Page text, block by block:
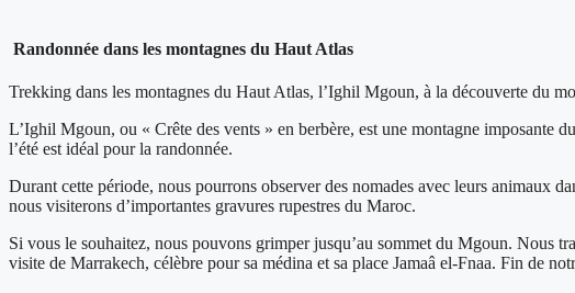
Randonnée dans les montagnes du Haut Atlas
Trekking dans les montagnes du Haut Atlas, l’Ighil Mgoun, à la découverte du
L’Ighil Mgoun, ou « Crête des vents » en berbère, est une montagne imposante
l’été est idéal pour la randonnée.
Durant cette période, nous pourrons observer des nomades avec leurs animaux
nous visiterons d’importantes gravures rupestres du Maroc.
Si vous le souhaitez, nous pouvons grimper jusqu’au sommet du Mgoun. Nous
visite de Marrakech, célèbre pour sa médina et sa place Jamaâ el-Fnaa. Fin de